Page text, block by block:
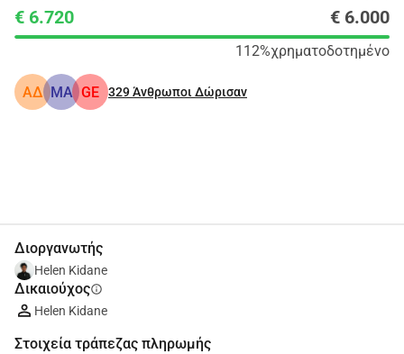
€ 6.720 € 6.000
112%χρηματοδοτημένο
ΑΔ MA GE 329Άνθρωποι Δώρισαν
Διοργανωτής
Helen Kidane
Δικαιούχοςinfo
Helen Kidane
Στοιχεία τράπεζας πληρωμής